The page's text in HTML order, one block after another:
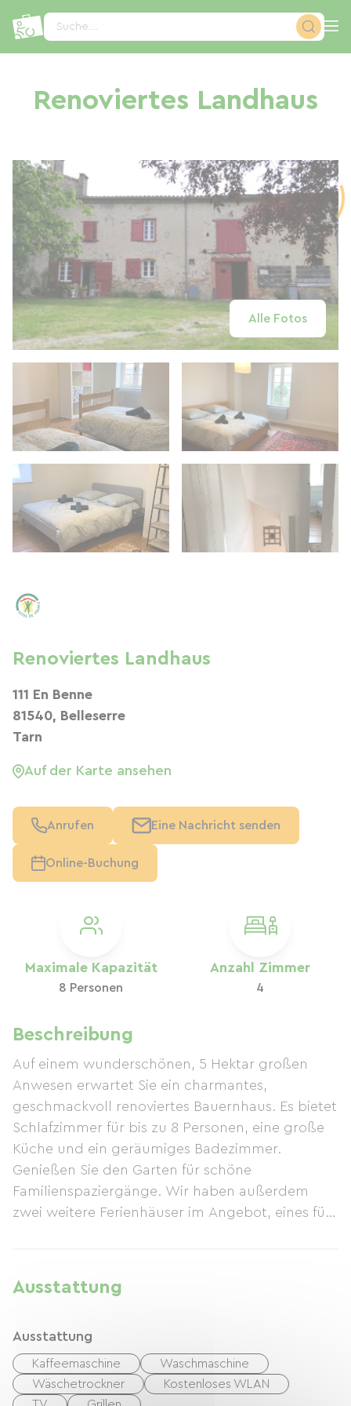
Suche...
Renoviertes Landhaus
Alle Fotos
Maximale Kapazität
8 Personen
Anzahl Zimmer
4
Beschreibung
Auf einem wunderschönen, 5 Hektar großen
Anwesen erwartet Sie ein charmantes,
geschmackvoll renoviertes Bauernhaus. Es bietet
Schlafzimmer für bis zu 8 Personen, eine große
Küche und ein geräumiges Badezimmer.
Genießen Sie den Garten für schöne
Familienspaziergänge. Wir haben außerdem
zwei weitere Ferienhäuser im Angebot, eines für
Ausstattung
Ausstattung
Kaffeemaschine
Waschmaschine
Wäschetrockner
Kostenloses WLAN
Renoviertes Landhaus
111 En Benne
81540, Belleserre
Tarn
Auf der Karte ansehen
Anrufen Eine Nachricht senden
Online-Buchung
Cookie-Einstellungen